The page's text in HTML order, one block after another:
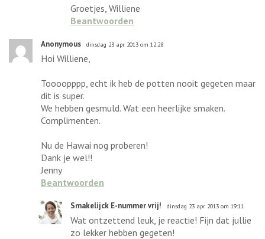
Groetjes, Williene
Beantwoorden
Anonymous dinsdag 23 apr 2013 om 12:28
Hoi Williene,
Toooopppp, echt ik heb de potten nooit gegeten maar
dit is super.
We hebben gesmuld. Wat een heerlijke smaken.
Complimenten.
Nu de Hawai nog proberen!
Dank je wel!!
Jenny
Beantwoorden
Smakelijck E-nummer vrij! dinsdag 23 apr 2013 om 19:11
Wat ontzettend leuk, je reactie! Fijn dat jullie
zo lekker hebben gegeten!